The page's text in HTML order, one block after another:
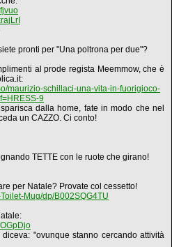
pronti per "Una poltrona per due"?
al prode regista Meemmow, che è
maurizio-schillaci-una-vita-in-fuorigioco-
9
dalla home, fate in modo che nel
un CAZZO. Ci conto!
TETTE con le ruote che girano!
per Natale? Provate col cessetto!
Mug/dp/B002SQG4TU
"ovunque stanno cercando attività